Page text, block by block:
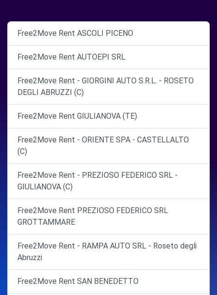
Free2Move Rent ASCOLI PICENO
Free2Move Rent AUTOEPI SRL
Free2Move Rent - GIORGINI AUTO S.R.L. - ROSETO
DEGLI ABRUZZI (C)
Free2Move Rent GIULIANOVA (TE)
Free2Move Rent - ORIENTE SPA - CASTELLALTO
(C)
Free2Move Rent - PREZIOSO FEDERICO SRL -
GIULIANOVA (C)
Free2Move Rent PREZIOSO FEDERICO SRL
GROTTAMMARE
Free2Move Rent - RAMPA AUTO SRL - Roseto degli
Abruzzi
Free2Move Rent SAN BENEDETTO